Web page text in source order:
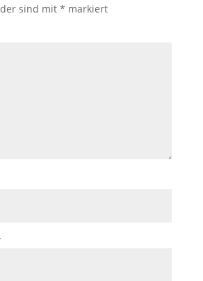
sind mit * markiert